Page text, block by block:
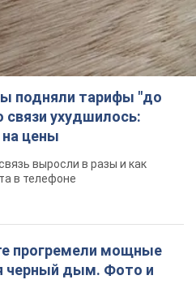
подняли тарифы "до
связи ухудшилось:
цены
выросли в разы и как
в телефоне
прогремели мощные
черный дым. Фото и